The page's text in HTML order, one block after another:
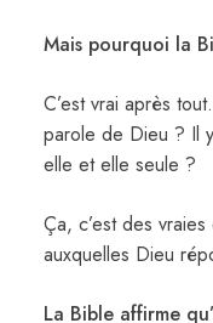
Mais pourquoi la
C’est vrai après
parole de Dieu ? Il
elle et elle seule ?
Ça, c’est des
auxquelles Dieu
La Bible affirme